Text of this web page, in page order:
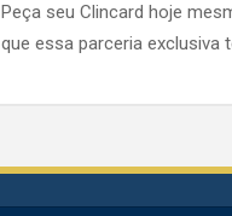
Peça seu Clincard hoje
que essa parceria exclusiva